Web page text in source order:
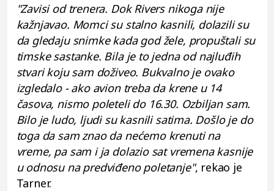
"Zavisi od trenera. Dok Rivers nikoga nije
kažnjavao. Momci su stalno kasnili, dolazili su
da gledaju snimke kada god žele, propuštali su
timske sastanke. Bila je to jedna od najluđih
stvari koju sam doživeo. Bukvalno je ovako
izgledalo - ako avion treba da krene u 14
časova, nismo poleteli do 16.30. Ozbiljan sam.
Bilo je ludo, ljudi su kasnili satima. Došlo je do
toga da sam znao da nećemo krenuti na
vreme, pa sam i ja dolazio sat vremena kasnije
u odnosu na predviđeno poletanje", rekao je
Tarner.